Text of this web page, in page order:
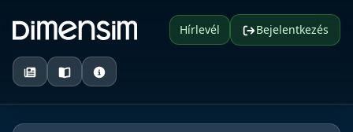
Hírlevél Bejelentkezés